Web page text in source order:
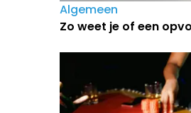
Algemeen
Zo weet je of een